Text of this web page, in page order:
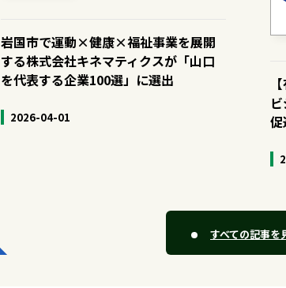
岩国市で運動×健康×福祉事業を展開
する株式会社キネマティクスが「山口
を代表する企業100選」に選出
2026-04-01
すべての記事を